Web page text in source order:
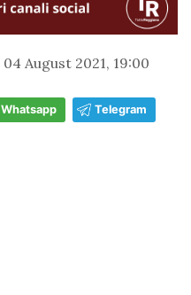
04 August 2021, 19:00
Whatsapp Telegram